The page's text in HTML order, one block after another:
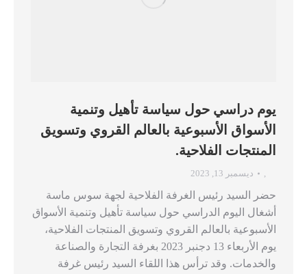
يوم دراسي حول سياسة تأهيل وتنمية
الأسواق الأسبوعية بالعالم القروي وتسويق
المنتجات الفلاحية.
, ديسمبر 13, 2023
حضر السيد رئيس الغرفة الفلاحية لجهة سوس ماسة
أشغال اليوم الدراسي حول سياسة تأهيل وتنمية الأسواق
الأسبوعية بالعالم القروي وتسويق المنتجات الفلاحية،
يوم الأربعاء 13 دجنبر 2023 بغرفة التجارة والصناعة
والخدمات. وقد ترأس هذا اللقاء السيد رئيس غرفة